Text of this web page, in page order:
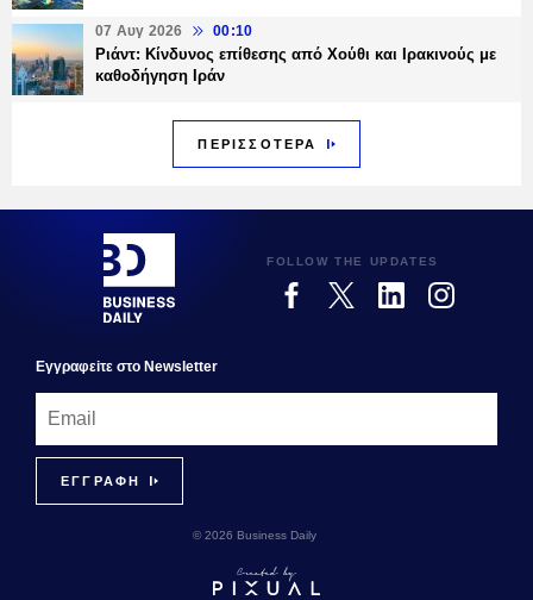
07 Αυγ 2026 00:10
Ριάντ: Κίνδυνος επίθεσης από Χούθι και Ιρακινούς με
καθοδήγηση Ιράν
ΠΕΡΙΣΣΟΤΕΡΑ
FOLLOW THE UPDATES
Εγγραφεiτε στο Newsletter
© 2026 Business Daily